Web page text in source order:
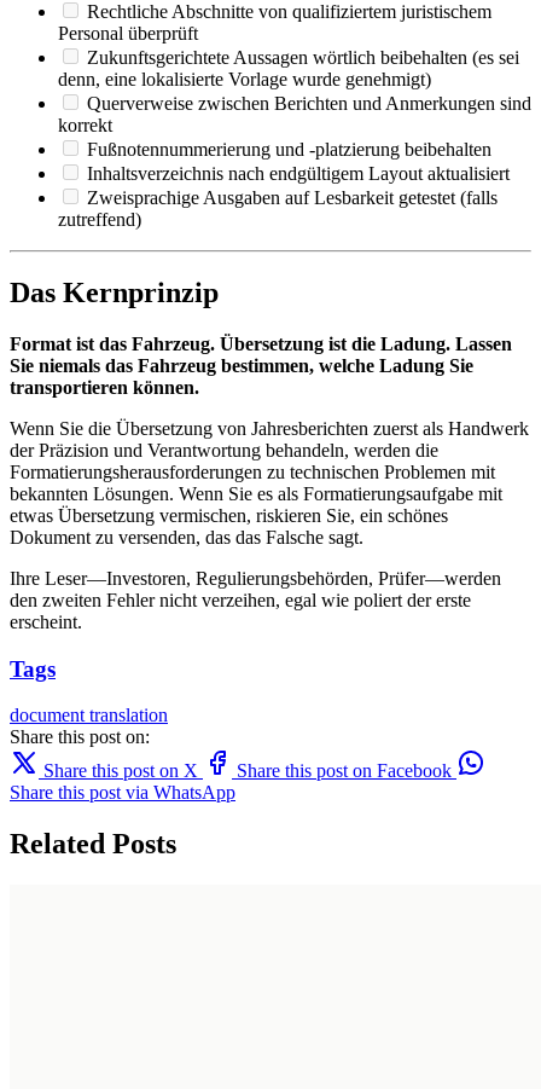
Rechtliche Abschnitte von qualifiziertem juristischem
Personal überprüft
Zukunftsgerichtete Aussagen wörtlich beibehalten (es sei
denn, eine lokalisierte Vorlage wurde genehmigt)
Querverweise zwischen Berichten und Anmerkungen sind
korrekt
Fußnotennummerierung und -platzierung beibehalten
Inhaltsverzeichnis nach endgültigem Layout aktualisiert
Zweisprachige Ausgaben auf Lesbarkeit getestet (falls
zutreffend)
Das Kernprinzip
Format ist das Fahrzeug. Übersetzung ist die Ladung. Lassen
Sie niemals das Fahrzeug bestimmen, welche Ladung Sie
transportieren können.
Wenn Sie die Übersetzung von Jahresberichten zuerst als Handwerk
der Präzision und Verantwortung behandeln, werden die
Formatierungsherausforderungen zu technischen Problemen mit
bekannten Lösungen. Wenn Sie es als Formatierungsaufgabe mit
etwas Übersetzung vermischen, riskieren Sie, ein schönes
Dokument zu versenden, das das Falsche sagt.
Ihre Leser—Investoren, Regulierungsbehörden, Prüfer—werden
den zweiten Fehler nicht verzeihen, egal wie poliert der erste
erscheint.
Tags
document translation
Share this post on:
Share this post on X
Share this post on Facebook
Share this post via WhatsApp
Related Posts